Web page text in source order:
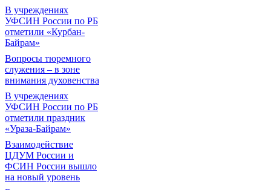
В учреждениях
УФСИН России по РБ
отметили «Курбан-
Байрам»
Вопросы тюремного
служения – в зоне
внимания духовенства
В учреждениях
УФСИН России по РБ
отметили праздник
«Ураза-Байрам»
Взаимодействие
ЦДУМ России и
ФСИН России вышло
на новый уровень